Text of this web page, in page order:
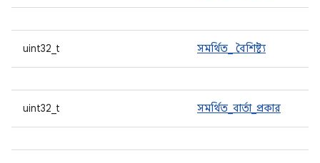
uint32_t সমর্থিত_ বৈশিষ্ট্য
uint32_t সমর্থিত_বার্তা_প্রকার